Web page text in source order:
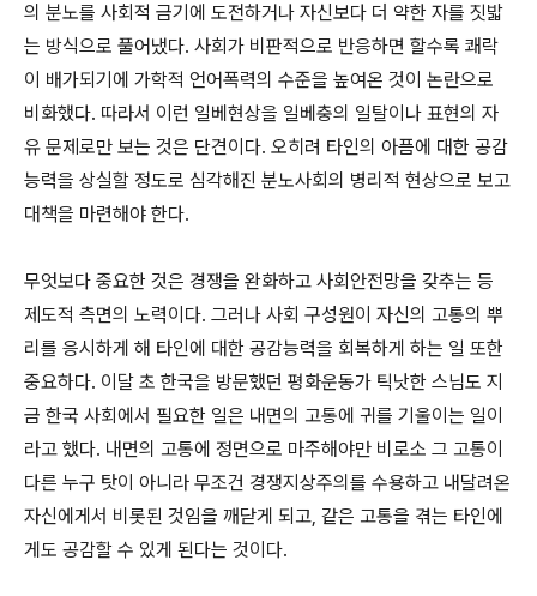
의 분노를 사회적 금기에 도전하거나 자신보다 더 약한 자를 짓밟
는 방식으로 풀어냈다. 사회가 비판적으로 반응하면 할수록 쾌락
이 배가되기에 가학적 언어폭력의 수준을 높여온 것이 논란으로
비화했다. 따라서 이런 일베현상을 일베충의 일탈이나 표현의 자
유 문제로만 보는 것은 단견이다. 오히려 타인의 아픔에 대한 공감
능력을 상실할 정도로 심각해진 분노사회의 병리적 현상으로 보고
대책을 마련해야 한다.
무엇보다 중요한 것은 경쟁을 완화하고 사회안전망을 갖추는 등
제도적 측면의 노력이다. 그러나 사회 구성원이 자신의 고통의 뿌
리를 응시하게 해 타인에 대한 공감능력을 회복하게 하는 일 또한
중요하다. 이달 초 한국을 방문했던 평화운동가 틱낫한 스님도 지
금 한국 사회에서 필요한 일은 내면의 고통에 귀를 기울이는 일이
라고 했다. 내면의 고통에 정면으로 마주해야만 비로소 그 고통이
다른 누구 탓이 아니라 무조건 경쟁지상주의를 수용하고 내달려온
자신에게서 비롯된 것임을 깨닫게 되고, 같은 고통을 겪는 타인에
게도 공감할 수 있게 된다는 것이다.